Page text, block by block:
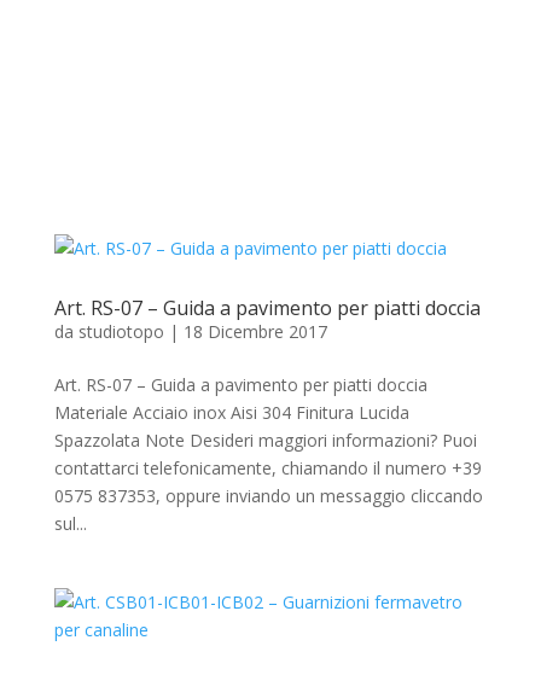
Art. RS-07 – Guida a pavimento per piatti doccia
da studiotopo | 18 Dicembre 2017
Art. RS-07 – Guida a pavimento per piatti doccia
Materiale Acciaio inox Aisi 304 Finitura Lucida
Spazzolata Note Desideri maggiori informazioni? Puoi
contattarci telefonicamente, chiamando il numero +39
0575 837353, oppure inviando un messaggio cliccando
sul...